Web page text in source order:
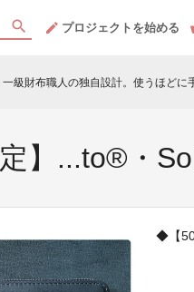
プロジェクトを始める
一級財布職人の独自設計。使うほどに
定】...to®・
◆【